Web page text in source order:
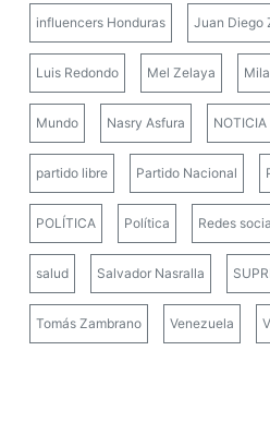
influencers Honduras Juan Diego
Luis Redondo Mel Zelaya
Mundo Nasry Asfura NOTICIA
partido libre Partido Nacional
POLÍTICA Política Redes
salud Salvador Nasralla
Tomás Zambrano Venezuela